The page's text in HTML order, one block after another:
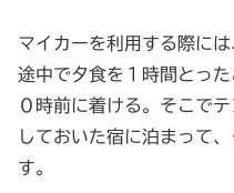
マイカーを利用する際に
途中で夕食を１時間とっ
０時前に着ける。そこで
しておいた宿に泊まって
す。